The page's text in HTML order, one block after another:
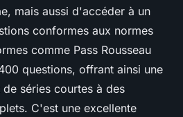
mais aussi d'accéder à un
conformes aux normes
comme Pass Rousseau
questions, offrant ainsi une
séries courtes à des
C'est une excellente